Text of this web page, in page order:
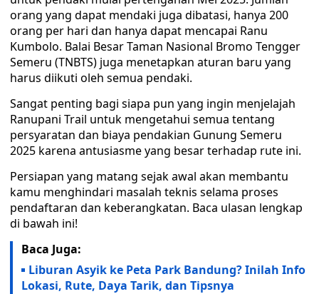
orang yang dapat mendaki juga dibatasi, hanya 200
orang per hari dan hanya dapat mencapai Ranu
Kumbolo. Balai Besar Taman Nasional Bromo Tengger
Semeru (TNBTS) juga menetapkan aturan baru yang
harus diikuti oleh semua pendaki.
Sangat penting bagi siapa pun yang ingin menjelajah
Ranupani Trail untuk mengetahui semua tentang
persyaratan dan biaya pendakian Gunung Semeru
2025 karena antusiasme yang besar terhadap rute ini.
Persiapan yang matang sejak awal akan membantu
kamu menghindari masalah teknis selama proses
pendaftaran dan keberangkatan. Baca ulasan lengkap
di bawah ini!
Baca Juga:
Liburan Asyik ke Peta Park Bandung? Inilah Info
Lokasi, Rute, Daya Tarik, dan Tipsnya